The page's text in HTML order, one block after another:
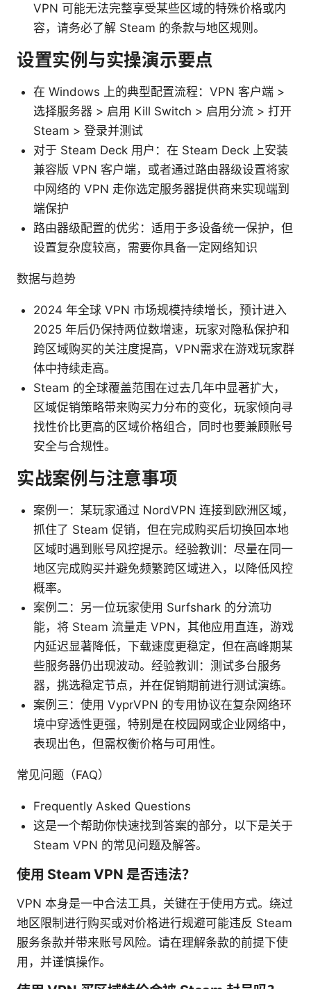
VPN 可能无法完整享受某些区域的特殊价格或内
容，请务必了解 Steam 的条款与地区规则。
设置实例与实操演示要点
在 Windows 上的典型配置流程：VPN 客户端 >
选择服务器 > 启用 Kill Switch > 启用分流 > 打开
Steam > 登录并测试
对于 Steam Deck 用户：在 Steam Deck 上安装
兼容版 VPN 客户端，或者通过路由器级设置将家
中网络的 VPN 走你选定服务器提供商来实现端到
端保护
路由器级配置的优劣：适用于多设备统一保护，但
设置复杂度较高，需要你具备一定网络知识
数据与趋势
2024 年全球 VPN 市场规模持续增长，预计进入
2025 年后仍保持两位数增速，玩家对隐私保护和
跨区域购买的关注度提高，VPN需求在游戏玩家群
体中持续走高。
Steam 的全球覆盖范围在过去几年中显著扩大，
区域促销策略带来购买力分布的变化，玩家倾向寻
找性价比更高的区域价格组合，同时也要兼顾账号
安全与合规性。
实战案例与注意事项
案例一：某玩家通过 NordVPN 连接到欧洲区域，
抓住了 Steam 促销，但在完成购买后切换回本地
区域时遇到账号风控提示。经验教训：尽量在同一
地区完成购买并避免频繁跨区域进入，以降低风控
概率。
案例二：另一位玩家使用 Surfshark 的分流功
能，将 Steam 流量走 VPN，其他应用直连，游戏
内延迟显著降低，下载速度更稳定，但在高峰期某
些服务器仍出现波动。经验教训：测试多台服务
器，挑选稳定节点，并在促销期前进行测试演练。
案例三：使用 VyprVPN 的专用协议在复杂网络环
境中穿透性更强，特别是在校园网或企业网络中，
表现出色，但需权衡价格与可用性。
常见问题（FAQ）
Frequently Asked Questions
这是一个帮助你快速找到答案的部分，以下是关于
Steam VPN 的常见问题及解答。
使用 Steam VPN 是否违法？
VPN 本身是一中合法工具，关键在于使用方式。绕过
地区限制进行购买或对价格进行规避可能违反 Steam
服务条款并带来账号风险。请在理解条款的前提下使
用，并谨慎操作。